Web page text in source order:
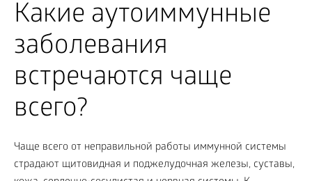
Какие аутоиммунные
заболевания
встречаются чаще
всего?
Чаще всего от неправильной работы иммунной системы
страдают щитовидная и поджелудочная железы, суставы,